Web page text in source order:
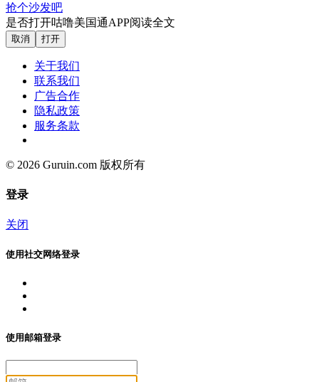
抢个沙发吧
是否打开咕噜美国通APP阅读全文
取消 打开
关于我们
联系我们
广告合作
隐私政策
服务条款
© 2026 Guruin.com 版权所有
登录
关闭
使用社交网络登录
使用邮箱登录